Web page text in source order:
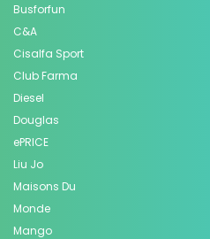
Busforfun
C&A
Cisalfa Sport
Club Farma
Diesel
Douglas
ePRICE
Liu Jo
Maisons Du
Monde
Mango